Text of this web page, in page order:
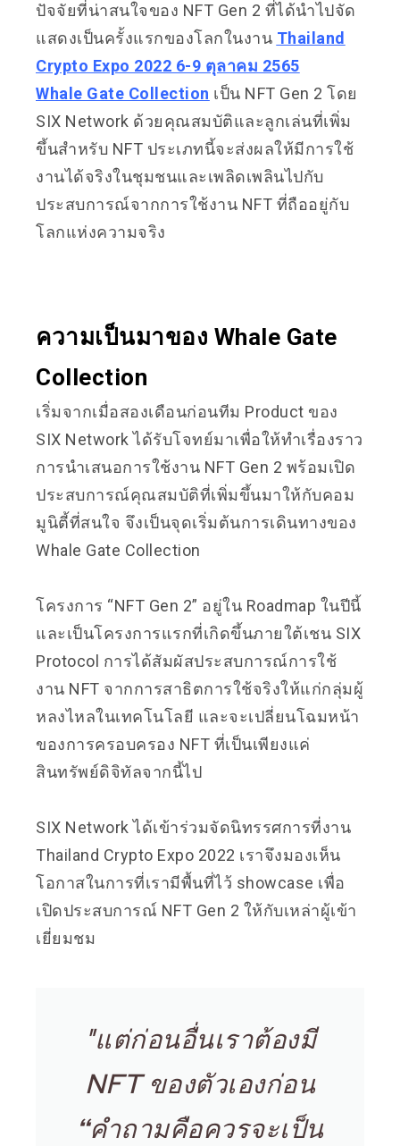
ปัจจัยที่น่าสนใจของ NFT Gen 2 ที่ได้นำไปจัด
แสดงเป็นครั้งแรกของโลกในงาน Thailand
Crypto Expo 2022 6-9 ตุลาคม 2565
Whale Gate Collection เป็น NFT Gen 2 โดย
SIX Network ด้วยคุณสมบัติและลูกเล่นที่เพิ่ม
ขึ้นสำหรับ NFT ประเภทนี้จะส่งผลให้มีการใช้
งานได้จริงในชุมชนและเพลิดเพลินไปกับ
ประสบการณ์จากการใช้งาน NFT ที่ถืออยู่กับ
โลกแห่งความจริง
ความเป็นมาของ Whale Gate
Collection
เริ่มจากเมื่อสองเดือนก่อนทีม Product ของ
SIX Network ได้รับโจทย์มาเพื่อให้ทำเรื่องราว
การนำเสนอการใช้งาน NFT Gen 2 พร้อมเปิด
ประสบการณ์คุณสมบัติที่เพิ่มขึ้นมาให้กับคอม
มูนิตี้ที่สนใจ จึงเป็นจุดเริ่มต้นการเดินทางของ
Whale Gate Collection
โครงการ “NFT Gen 2” อยู่ใน Roadmap ในปีนี้
และเป็นโครงการแรกที่เกิดขึ้นภายใต้เชน SIX
Protocol การได้สัมผัสประสบการณ์การใช้
งาน NFT จากการสาธิตการใช้จริงให้แก่กลุ่มผู้
หลงไหลในเทคโนโลยี และจะเปลี่ยนโฉมหน้า
ของการครอบครอง NFT ที่เป็นเพียงแค่
สินทรัพย์ดิจิทัลจากนี้ไป
SIX Network ได้เข้าร่วมจัดนิทรรศการที่งาน
Thailand Crypto Expo 2022 เราจึงมองเห็น
โอกาสในการที่เรามีพื้นที่ไว้ showcase เพื่อ
เปิดประสบการณ์ NFT Gen 2 ให้กับเหล่าผู้เข้า
เยี่ยมชม
"แต่ก่อนอื่นเราต้องมี
NFT ของตัวเองก่อน
“คำถามคือควรจะเป็น